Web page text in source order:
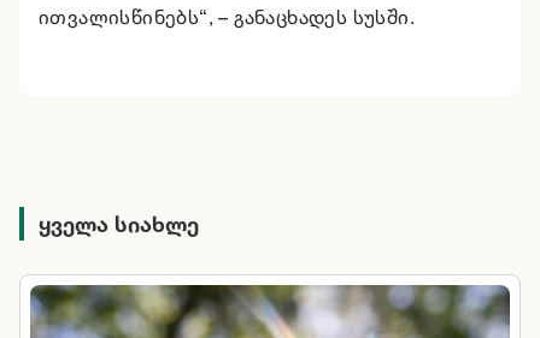
ითვალისწინებს“, – განაცხადეს სუსში.
ყველა სიახლე